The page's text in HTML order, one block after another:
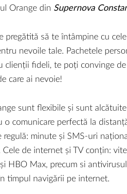
Orange din Supernova
pregătită să te întâmpine cu
nevoile tale. Pachetele
clienții fideli, te poți convinge
care ai nevoie!
sunt flexibile și sunt
o comunicare perfectă la
regulă: minute și SMS-uri
Cele de internet și TV conțin:
HBO Max, precum si
timpul navigării pe internet.